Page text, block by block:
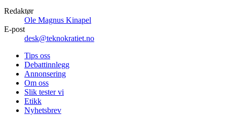
Redaktør
Ole Magnus Kinapel
E-post
desk@teknokratiet.no
Tips oss
Debattinnlegg
Annonsering
Om oss
Slik tester vi
Etikk
Nyhetsbrev